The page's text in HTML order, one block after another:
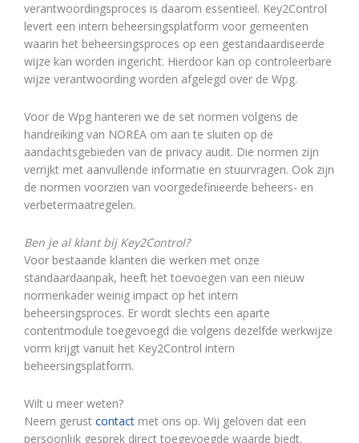
verantwoordingsproces is daarom essentieel. Key2Control
levert een intern beheersingsplatform voor gemeenten
waarin het beheersingsproces op een gestandaardiseerde
wijze kan worden ingericht. Hierdoor kan op controleerbare
wijze verantwoording worden afgelegd over de Wpg.
Voor de Wpg hanteren we de set normen volgens de
handreiking van NOREA om aan te sluiten op de
aandachtsgebieden van de privacy audit. Die normen zijn
verrijkt met aanvullende informatie en stuurvragen. Ook zijn
de normen voorzien van voorgedefinieerde beheers- en
verbetermaatregelen.
Ben je al klant bij Key2Control?
Voor bestaande klanten die werken met onze
standaardaanpak, heeft het toevoegen van een nieuw
normenkader weinig impact op het intern
beheersingsproces. Er wordt slechts een aparte
contentmodule toegevoegd die volgens dezelfde werkwijze
vorm krijgt vanuit het Key2Control intern
beheersingsplatform.
Wilt u meer weten?
Neem gerust contact met ons op. Wij geloven dat een
persoonlijk gesprek direct toegevoegde waarde biedt.